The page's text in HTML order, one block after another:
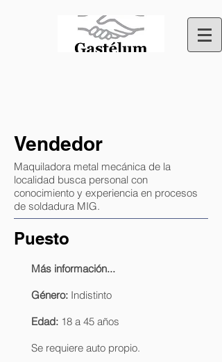
Vendedor
Maquiladora metal mecánica de la
localidad busca personal con
conocimiento y experiencia en procesos
de soldadura MIG.
Puesto
Más información...
Género: Indistinto
Edad: 18 a 45 años
Se requiere auto propio.